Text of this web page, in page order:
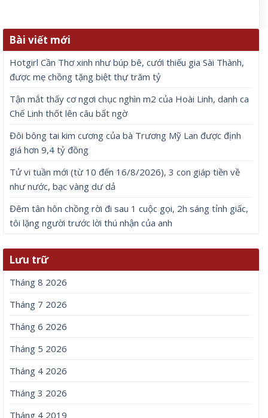
Bài viết mới
Hotgirl Cần Thơ xinh như búp bê, cưới thiếu gia Sài Thành,
được mẹ chồng tặng biệt thự trăm tỷ
Tận mắt thấy cơ ngơi chục nghìn m2 của Hoài Linh, danh ca
Chế Linh thốt lên câu bất ngờ
Đôi bông tai kim cương của bà Trương Mỹ Lan được định
giá hơn 9,4 tỷ đồng
Tử vi tuần mới (từ 10 đến 16/8/2026), 3 con giáp tiền về
như nước, bạc vàng dư dả
Đêm tân hôn chồng rời đi sau 1 cuộc gọi, 2h sáng tỉnh giấc,
tôi lặng người trước lời thú nhận của anh
Lưu trữ
Tháng 8 2026
Tháng 7 2026
Tháng 6 2026
Tháng 5 2026
Tháng 4 2026
Tháng 3 2026
Tháng 4 2019